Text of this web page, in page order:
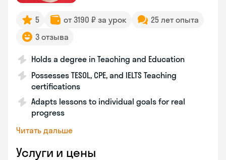
5 от 3190 ₽ за урок
25 лет опыта
3 отзыва
Holds a degree in Teaching and Education
Possesses TESOL, CPE, and IELTS Teaching
certifications
Adapts lessons to individual goals for real
progress
Читать дальше
Услуги и цены